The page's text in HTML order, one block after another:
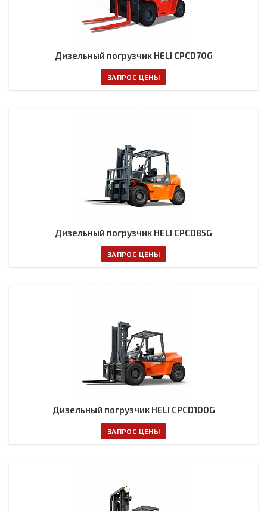
Дизельный погрузчик HELI CPCD70G
ЗАПРОС ЦЕНЫ
Дизельный погрузчик HELI CPCD85G
ЗАПРОС ЦЕНЫ
Дизельный погрузчик HELI CPCD100G
ЗАПРОС ЦЕНЫ